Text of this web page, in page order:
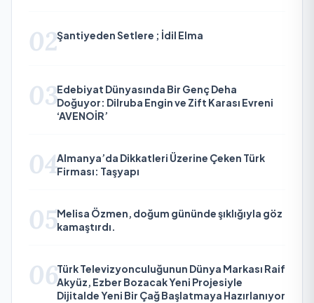
02Şantiyeden Setlere ; İdil Elma
03Edebiyat Dünyasında Bir Genç Deha
Doğuyor: Dilruba Engin ve Zift Karası Evreni
‘AVENOİR’
04Almanya’da Dikkatleri Üzerine Çeken Türk
Firması: Taşyapı
05Melisa Özmen, doğum gününde şıklığıyla göz
kamaştırdı.
06Türk Televizyonculuğunun Dünya Markası Raif
Akyüz, Ezber Bozacak Yeni Projesiyle
Dijitalde Yeni Bir Çağ Başlatmaya Hazırlanıyor